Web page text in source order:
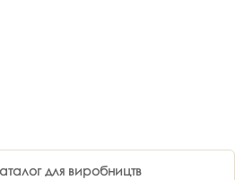
для виробництв